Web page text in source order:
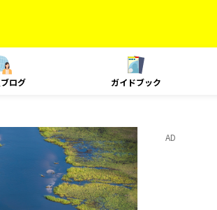
ログ ガイドブック
AD